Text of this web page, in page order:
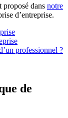
proposé dans notre
d’entreprise.
professionnel ?
de